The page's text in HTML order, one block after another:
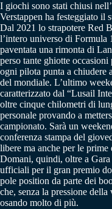
I giochi sono stati chiusi
Verstappen ha festeggiato il
Dal 2021 lo strapotere Red
l’intero universo di Formula
paventata una rimonta di
perso tante ghiotte
ogni pilota punta a chiudere
del mondiale. L’ultimo
caratterizzato dal “Lusail
oltre cinque chilometri di
personale provando a
campionato. Sarà un
conferenza stampa del
libere ma anche per le
Domani, quindi, oltre a
ufficiali per il gran premio
pole position da parte dei
che, senza la pressione
osando molto di più.